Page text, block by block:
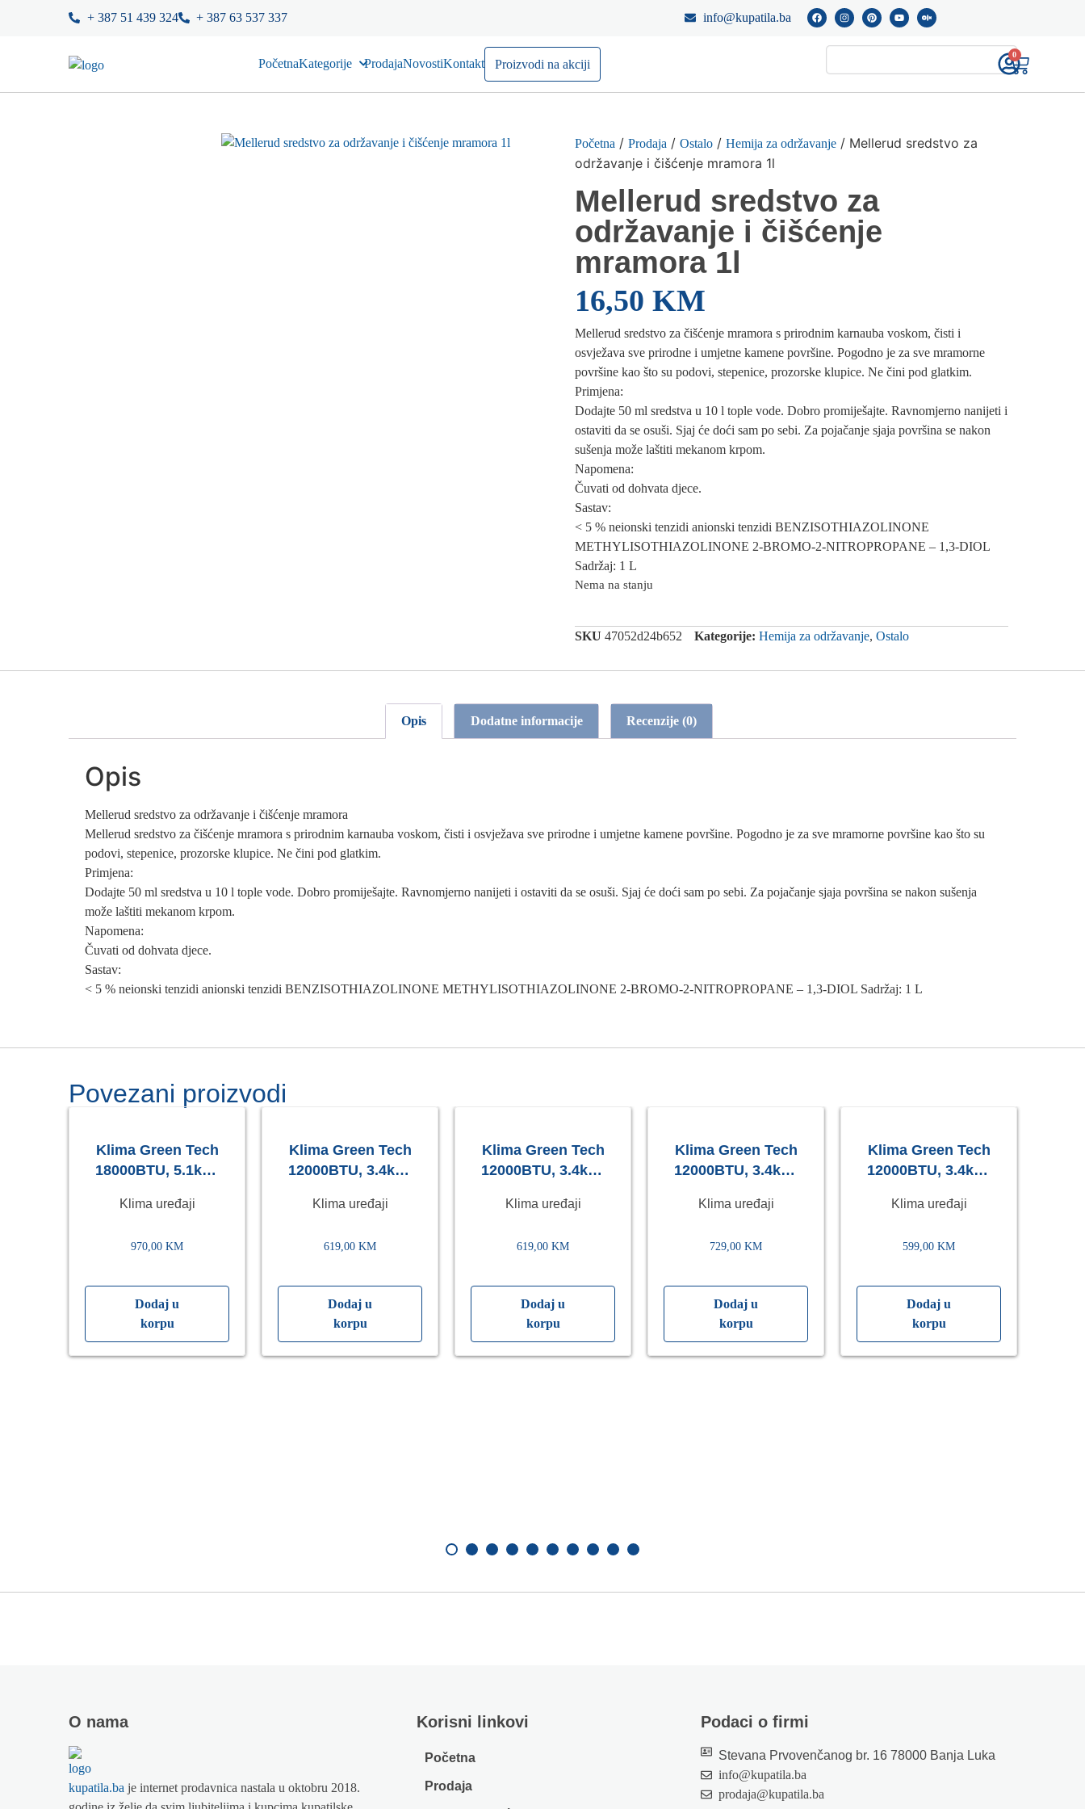
+ 387 51 439 324 + 387 63 537 337 info@kupatila.ba
PočetnaKategorije ProdajaNovostiKontakt Proizvodi na akciji
0
Početna / Prodaja / Ostalo / Hemija za održavanje / Mellerud sredstvo za
održavanje i čišćenje mramora 1l
Mellerud sredstvo za
održavanje i čišćenje
mramora 1l
16,50 KM
Mellerud sredstvo za čišćenje mramora s prirodnim karnauba voskom, čisti i
osvježava sve prirodne i umjetne kamene površine. Pogodno je za sve mramorne
površine kao što su podovi, stepenice, prozorske klupice. Ne čini pod glatkim.
Primjena:
Dodajte 50 ml sredstva u 10 l tople vode. Dobro promiješajte. Ravnomjerno nanijeti i
ostaviti da se osuši. Sjaj će doći sam po sebi. Za pojačanje sjaja površina se nakon
sušenja može laštiti mekanom krpom.
Napomena:
Čuvati od dohvata djece.
Sastav:
< 5 % neionski tenzidi anionski tenzidi BENZISOTHIAZOLINONE
METHYLISOTHIAZOLINONE 2-BROMO-2-NITROPROPANE – 1,3-DIOL
Sadržaj: 1 L
Nema na stanju
SKU 47052d24b652 Kategorije: Hemija za održavanje, Ostalo
Opis Dodatne informacije Recenzije (0)
Opis
Mellerud sredstvo za održavanje i čišćenje mramora
Mellerud sredstvo za čišćenje mramora s prirodnim karnauba voskom, čisti i osvježava sve prirodne i umjetne kamene površine. Pogodno je za sve mramorne površine kao što su
podovi, stepenice, prozorske klupice. Ne čini pod glatkim.
Primjena:
Dodajte 50 ml sredstva u 10 l tople vode. Dobro promiješajte. Ravnomjerno nanijeti i ostaviti da se osuši. Sjaj će doći sam po sebi. Za pojačanje sjaja površina se nakon sušenja
može laštiti mekanom krpom.
Napomena:
Čuvati od dohvata djece.
Sastav:
< 5 % neionski tenzidi anionski tenzidi BENZISOTHIAZOLINONE METHYLISOTHIAZOLINONE 2-BROMO-2-NITROPROPANE – 1,3-DIOL Sadržaj: 1 L
Povezani proizvodi
Klima Green Tech
18000BTU, 5.1kW,
53°C, WiFi, bijela
Klima uređaji
970,00KM
Dodaj u
korpu
Klima Green Tech
12000BTU, 3.4kW,
53°C, s grijačem,
Klima uređaji
619,00KM
Dodaj u
korpu
Klima Green Tech
12000BTU, 3.4kW,
53°C, s grijačem,
Klima uređaji
619,00KM
Dodaj u
korpu
Klima Green Tech
12000BTU, 3.4kW,
53°C, WiFi, crna
Klima uređaji
729,00KM
Dodaj u
korpu
Klima Green Tech
12000BTU, 3.4kW,
53°C, WiFi, bijela
Klima uređaji
599,00KM
Dodaj u
korpu
O nama
kupatila.ba je internet prodavnica nastala u oktobru 2018.
Korisni linkovi
Početna
Prodaja
Podaci o firmi
Stevana Prvovenčanog br. 16 78000 Banja Luka
info@kupatila.ba
prodaja@kupatila.ba